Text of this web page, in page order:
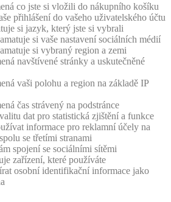
co jste si vložili do nákupního košíku
přihlášení do vašeho uživatelského účtu
si jazyk, který jste si vybrali
si vaše nastavení sociálních médií
si vybraný region a zemi
navštívené stránky a uskutečněné
vaši polohu a region na základě IP
čas strávený na podstránce
dat pro statistická zjištění a funkce
informace pro reklamní účely na
se třetími stranami
spojení se sociálními sítěmi
zařízení, které používáte
osobní identifikační informace jako